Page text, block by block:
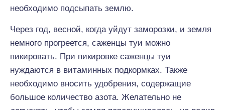
необходимо подсыпать землю.
Через год, весной, когда уйдут заморозки, и земля
немного прогреется, саженцы туи можно
пикировать. При пикировке саженцы туи
нуждаются в витаминных подкормках. Также
необходимо вносить удобрения, содержащие
большое количество азота. Желательно не